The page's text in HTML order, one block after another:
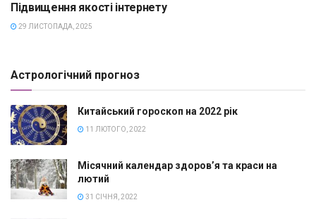
Підвищення якості інтернету
29 ЛИСТОПАДА, 2025
Астрологічний прогноз
Китайський гороскоп на 2022 рік
11 ЛЮТОГО, 2022
Місячний календар здоров’я та краси на
лютий
31 СІЧНЯ, 2022